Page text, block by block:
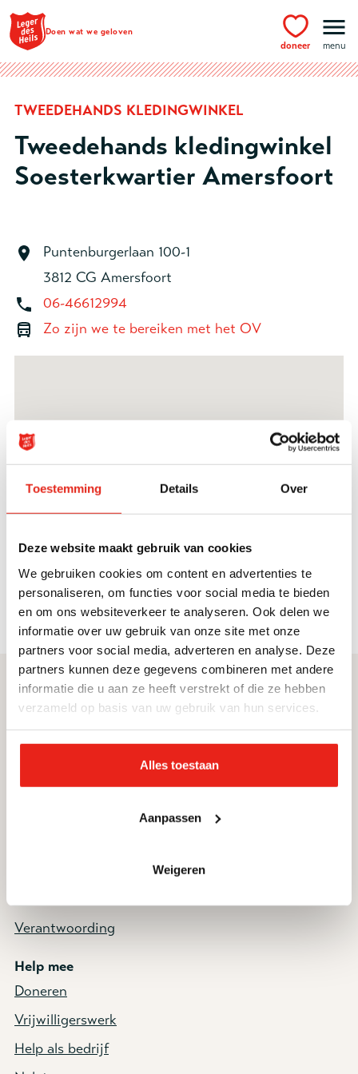
Toestemming Details Over
Deze website maakt gebruik van cookies
We gebruiken cookies om content en advertenties te
personaliseren, om functies voor social media te bieden
en om ons websiteverkeer te analyseren. Ook delen we
informatie over uw gebruik van onze site met onze
partners voor social media, adverteren en analyse. Deze
partners kunnen deze gegevens combineren met andere
informatie die u aan ze heeft verstrekt of die ze hebben
verzameld op basis van uw gebruik van hun services.
Alles toestaan
Aanpassen
Weigeren
Ga naar hoofdinhoud
Doen wat we geloven
doneer menu
TWEEDEHANDS KLEDINGWINKEL
Tweedehands kledingwinkel
Soesterkwartier Amersfoort
Puntenburgerlaan 100-1
3812 CG Amersfoort
06-46612994
Zo zijn we te bereiken met het OV
Direct naar
Ik zoek hulp
Informatie voor
deelnemers en cliënten
Verantwoording
Service & contact
Contact
Nieuwsbrief
Help mee
Doneren
Vrijwilligerswerk
Help als bedrijf